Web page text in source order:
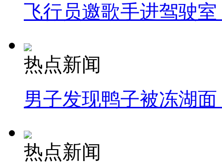
飞行员邀歌手进驾驶
热点新闻
男子发现鸭子被冻湖
热点新闻